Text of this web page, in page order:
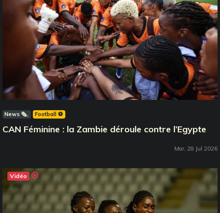
News 🗞️ Football ⚽️
CAN Féminine : la Zambie déroule contre l’Egypte
Mar, 28 Jul 2026
Vidéo